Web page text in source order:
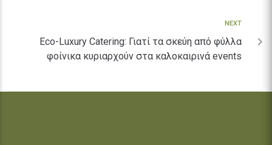
NEXT
Eco-Luxury Catering: Γιατί τα σκεύη από φύλλα
φοίνικα κυριαρχούν στα καλοκαιρινά events